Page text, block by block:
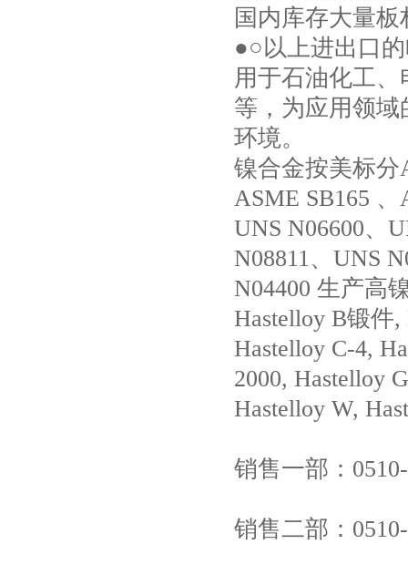
国内库存大量
●○以上进出口
用于石油化工
等，为应用领
环境。
镍合金按美标分
ASME SB165
UNS N06600、
N08811、UNS
N04400 生产高
Hastelloy B锻件,
Hastelloy C-4,
2000, Hastelloy
Hastelloy W,
销售一部：
销售二部：